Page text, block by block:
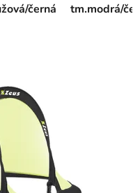
černá tm.modrá/